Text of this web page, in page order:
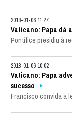
2018-01-06 11:27
Vaticano: Papa dá
Pontífice presidiu à
2018-01-06 10:02
Vaticano: Papa
sucesso
Francisco convida a